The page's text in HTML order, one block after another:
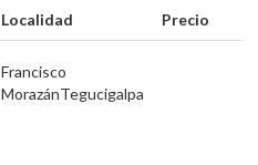
Localidad Precio
Francisco
MorazánTegucigalpa